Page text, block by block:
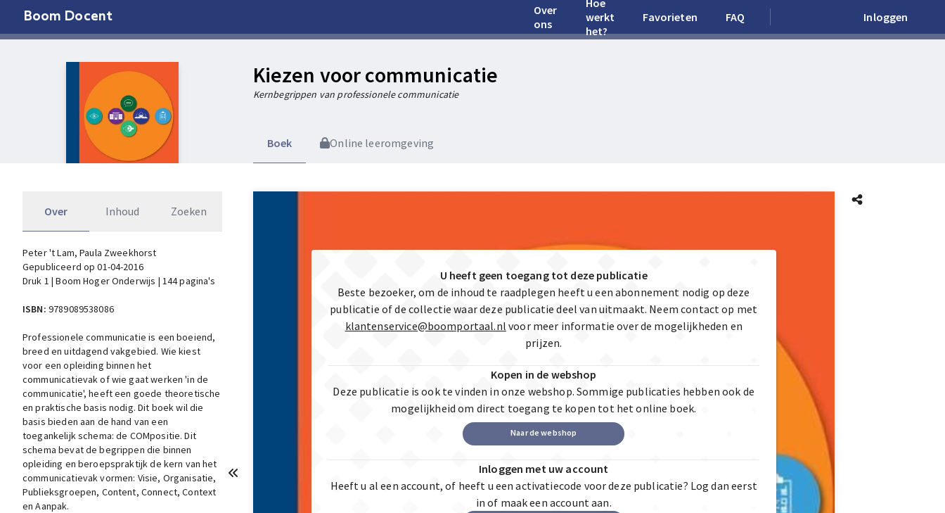
Boom Docent
Over
ons
Hoe
werkt
het?
Favorieten FAQ Inloggen
Kiezen voor communicatie
Kernbegrippen van professionele communicatie
Boek Online leeromgeving
Over Inhoud Zoeken
Peter 't Lam, Paula Zweekhorst
Gepubliceerd op 01-04-2016
Druk 1 | Boom Hoger Onderwijs | 144 pagina's
ISBN: 9789089538086
Professionele communicatie is een boeiend,
breed en uitdagend vakgebied. Wie kiest
voor een opleiding binnen het
communicatievak of wie gaat werken 'in de
communicatie', heeft een goede theoretische
en praktische basis nodig. Dit boek wil die
basis bieden aan de hand van een
toegankelijk schema: de COMpositie. Dit
schema bevat de begrippen die binnen
opleiding en beroepspraktijk de kern van het
communicatievak vormen: Visie, Organisatie,
Publieksgroepen, Content, Connect, Context
en Aanpak.
U heeft geen toegang tot deze publicatie
Beste bezoeker, om de inhoud te raadplegen heeft u een abonnement nodig op deze
publicatie of de collectie waar deze publicatie deel van uitmaakt. Neem contact op met
klantenservice@boomportaal.nl voor meer informatie over de mogelijkheden en
prijzen.
Kopen in de webshop
Deze publicatie is ook te vinden in onze webshop. Sommige publicaties hebben ook de
mogelijkheid om direct toegang te kopen tot het online boek.
Naar de webshop
Inloggen met uw account
Heeft u al een account, of heeft u een activatiecode voor deze publicatie? Log dan eerst
in of maak een account aan.